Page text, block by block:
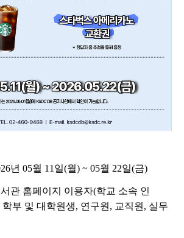
년 05월 11 일(월) ~ 05월 22일(금)
관 홈페이지 이용자(학교 소속 인
학부 및 대학원생, 연구원 , 교직원 , 실무